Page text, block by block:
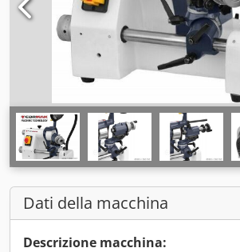
Dati della macchina
Descrizione macchina: